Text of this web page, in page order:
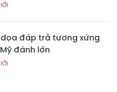
đáp trả tương xứng
đánh lớn